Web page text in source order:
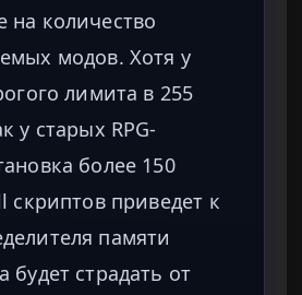
на количество
модов. Хотя у
лимита в 255
у старых RPG-
более 150
скриптов приведет к
памяти
будет страдать от